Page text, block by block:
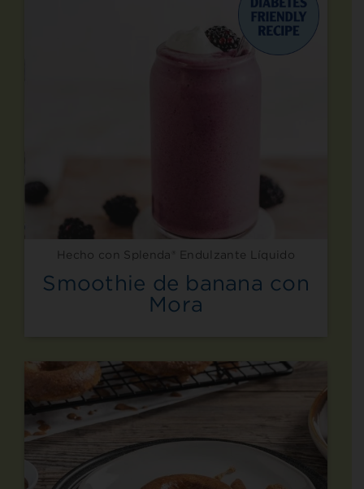
Hecho con Splenda® Endulzante Líquido
Smoothie de banana con
Mora